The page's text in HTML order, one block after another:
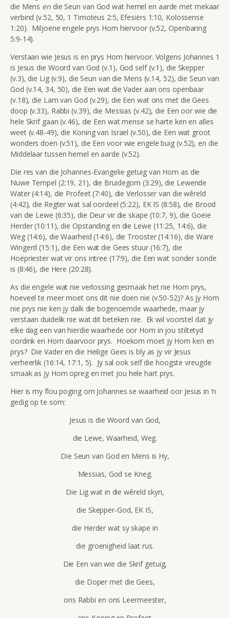
die Mens en die Seun van God wat hemel en aarde met mekaar
verbind (v.52, 50, 1 Timoteus 2:5, Efesiërs 1:10, Kolossense
1:20). Miljoene engele prys Hom hiervoor (v.52, Openbaring
5:9-14).
Verstaan wie Jesus is en prys Hom hiervoor. Volgens Johannes 1
is Jesus die Woord van God (v.1), God self (v.1), die Skepper
(v.3), die Lig (v.9), die Seun van die Mens (v.14, 52), die Seun van
God (v.14, 34, 50), die Een wat die Vader aan ons openbaar
(v.18), die Lam van God (v.29), die Een wat ons met die Gees
doop (v.33), Rabbi (v.39), die Messias (v.42), die Een oor wie die
hele Skrif gaan (v.46), die Een wat mense se harte ken en alles
weet (v.48-49), die Koning van Israel (v.50), die Een wat groot
wonders doen (v.51), die Een voor wie engele buig (v.52), en die
Middelaar tussen hemel en aarde (v.52).
Die res van die Johannes-Evangelie getuig van Hom as die
Nuwe Tempel (2:19, 21), die Bruidegom (3:29), die Lewende
Water (4:14), die Profeet (7:40), die Verlosser van die wêreld
(4:42), die Regter wat sal oordeel (5:22), EK IS (8:58), die Brood
van die Lewe (6:35), die Deur vir die skape (10:7, 9), die Goeie
Herder (10:11), die Opstanding en die Lewe (11:25, 14:6), die
Weg (14:6), die Waarheid (14:6), die Trooster (14:16), die Ware
Wingerd (15:1), die Een wat die Gees stuur (16:7), die
Hoëpriester wat vir ons intree (17:9), die Een wat sonder sonde
is (8:46), die Here (20:28).
As die engele wat nie verlossing gesmaak het nie Hom prys,
hoeveel te meer moet ons dit nie doen nie (v.50-52)? As jy Hom
nie prys nie ken jy dalk die bogenoemde waarhede, maar jy
verstaan duidelik nie wat dit beteken nie. Ek wil voorstel dat jy
elke dag een van hierdie waarhede oor Hom in jou stiltetyd
oordink en Hom daarvoor prys. Hoekom moet jy Hom ken en
prys? Die Vader en die Heilige Gees is bly as jy vir Jesus
verheerlik (16:14, 17:1, 5). Jy sal ook self die hoogste vreugde
smaak as jy Hom opreg en met jou hele hart prys.
Hier is my flou poging om Johannes se waarheid oor Jesus in ‘n
gedig op te som:
Jesus is die Woord van God,
die Lewe, Waarheid, Weg.
Die Seun van God en Mens is Hy,
Messias, God se Kneg.
Die Lig wat in die wêreld skyn,
die Skepper-God, EK IS,
die Herder wat sy skape in
die groenigheid laat rus.
Die Een van wie die Skrif getuig,
die Doper met die Gees,
ons Rabbi en ons Leermeester,